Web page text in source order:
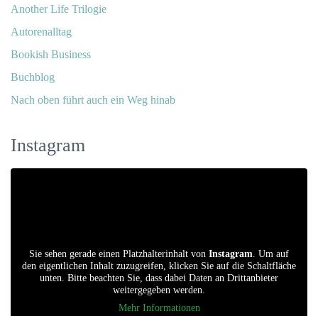
Another Life Trilogie
Autorenalltag
Bookish Business
Buchblog
Nach oben führt auch ein Weg hinab
Instagram
Sie sehen gerade einen Platzhalterinhalt von Instagram . Um auf
den eigentlichen Inhalt zuzugreifen, klicken Sie auf die Schaltfläche
unten. Bitte beachten Sie, dass dabei Daten an Drittanbieter
weitergegeben werden.
Mehr Informationen